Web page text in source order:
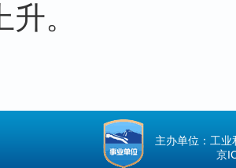
。
主办单位：工
京